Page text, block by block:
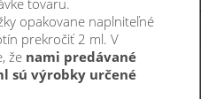
tovaru.
opakovane naplniteľné
prekročiť 2 ml. V
že nami predávané
sú výrobky určené